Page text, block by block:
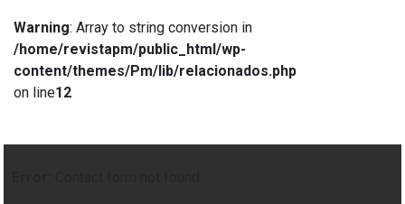
Warning: Array to string conversion in
/home/revistapm/public_html/wp-
content/themes/Pm/lib/relacionados.php
on line12